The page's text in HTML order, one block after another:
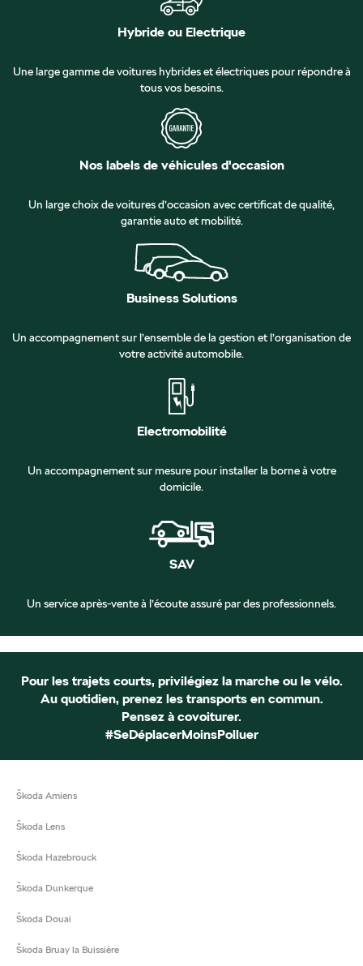
Hybride ou Electrique
Une large gamme de voitures hybrides et électriques pour répondre à
tous vos besoins.
Nos labels de véhicules d'occasion
Un large choix de voitures d’occasion avec certificat de qualité,
garantie auto et mobilité.
Business Solutions
Un accompagnement sur l’ensemble de la gestion et l’organisation de
votre activité automobile.
Electromobilité
Un accompagnement sur mesure pour installer la borne à votre
domicile.
SAV
Un service après-vente à l’écoute assuré par des professionnels.
Pour les trajets courts, privilégiez la marche ou le vélo.
Au quotidien, prenez les transports en commun.
Pensez à covoiturer.
#SeDéplacerMoinsPolluer
Škoda Amiens
Škoda Lens
Škoda Hazebrouck
Škoda Dunkerque
Škoda Douai
Škoda Bruay la Buissière